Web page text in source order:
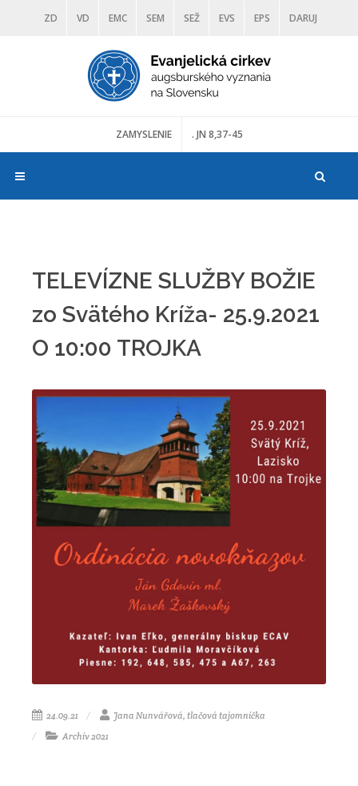
ZD VD EMC SEM SEŽ EVS EPS DARUJ
DIAKONIA ŠKOLY TRANOSCIUS
ZAMYSLENIE . JN 8,37-45
TELEVÍZNE SLUŽBY BOŽIE
zo Svätého Kríža- 25.9.2021
O 10:00 TROJKA
24.09.21
Jana Nunvářová, tlačová tajomníčka
Archív 2021